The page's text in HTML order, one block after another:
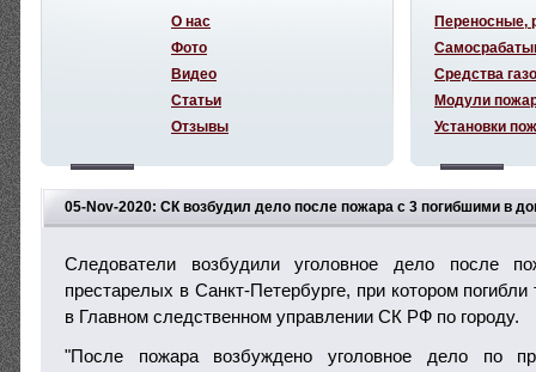
05-Nov-2020: СК возбудил дело после пожара с 3 погибшими в
Следователи возбудили уголовное дело после
престарелых в Санкт-Петербурге, при котором
в Главном следственном управлении СК РФ по городу.
"После пожара возбуждено уголовное дело по
О нас
Фото
Видео
Статьи
Отзывы
Переносные,
Средства
Модули
Установки